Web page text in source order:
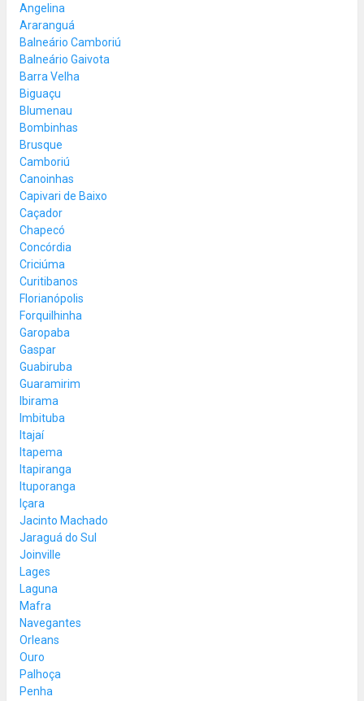
Angelina
Araranguá
Balneário Camboriú
Balneário Gaivota
Barra Velha
Biguaçu
Blumenau
Bombinhas
Brusque
Camboriú
Canoinhas
Capivari de Baixo
Caçador
Chapecó
Concórdia
Criciúma
Curitibanos
Florianópolis
Forquilhinha
Garopaba
Gaspar
Guabiruba
Guaramirim
Ibirama
Imbituba
Itajaí
Itapema
Itapiranga
Ituporanga
Içara
Jacinto Machado
Jaraguá do Sul
Joinville
Lages
Laguna
Mafra
Navegantes
Orleans
Ouro
Palhoça
Penha